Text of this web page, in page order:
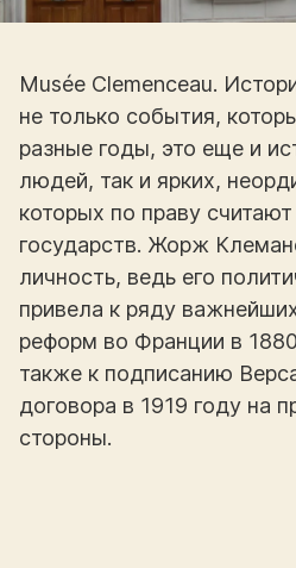
Musée Clemenceau.
не только события,
разные годы, это еще и
людей, так и ярких,
которых по праву
государств. Жорж
личность, ведь его
привела к ряду
реформ во Франции в
также к подписанию
договора в 1919 году на
стороны.